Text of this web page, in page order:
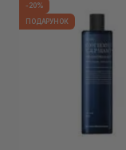
-20%
ПОДАРУНОК